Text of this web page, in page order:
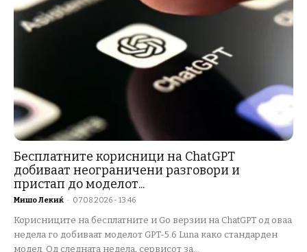
Бесплатните корисници на ChatGPT
добиваат неограничени разговори и
пристап до моделот...
Мишо Лекиќ - 07.08.2026 - 13:46
Корисниците на бесплатните и Go верзии на ChatGPT од оваа
недела го добиваат моделот GPT-5.6 Luna како стандарден
модел. Од следната недела, сервисот за...